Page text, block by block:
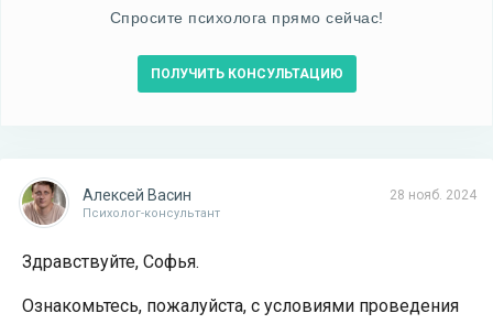
Спросите психолога прямо сейчас!
ПОЛУЧИТЬ КОНСУЛЬТАЦИЮ
28 нояб. 2024
Алексей Васин
Психолог-консультант
Здравствуйте, Софья.
Ознакомьтесь, пожалуйста, с условиями проведения